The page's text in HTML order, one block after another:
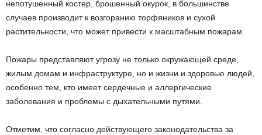
непотушенный костер, брошенный окурок, в большинстве
случаев производит к возгоранию торфяников и сухой
растительности, что может привести к масштабным пожарам.
Пожары представляют угрозу не только окружающей среде,
жилым домам и инфраструктуре, но и жизни и здоровью людей,
особенно тем, кто имеет сердечные и аллергические
заболевания и проблемы с дыхательными путями.
Отметим, что согласно действующего законодательства за